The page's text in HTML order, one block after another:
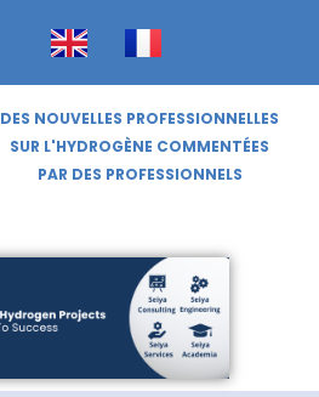
DES NOUVELLES PROFESSIONNELLES
SUR L'HYDROGÈNE COMMENTÉES
PAR DES PROFESSIONNELS